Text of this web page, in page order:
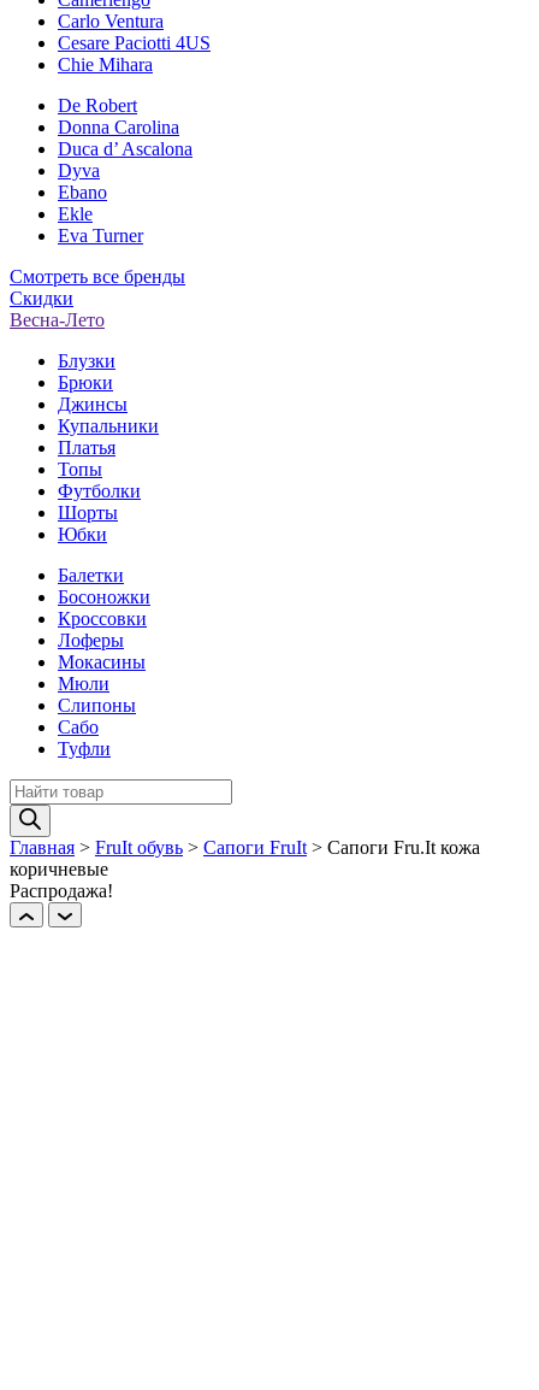
Carlo Ventura
Cesare Paciotti 4US
Chie Mihara
De Robert
Donna Carolina
Duca d’ Ascalona
Dyva
Ebano
Ekle
Eva Turner
Смотреть все бренды
Скидки
Весна-Лето
Блузки
Брюки
Джинсы
Купальники
Платья
Топы
Футболки
Шорты
Юбки
Балетки
Босоножки
Кроссовки
Лоферы
Мокасины
Мюли
Слипоны
Сабо
Туфли
Поиск
товаров
Главная > FruIt обувь > Сапоги FruIt > Сапоги Fru.It кожа
коричневые
Распродажа!